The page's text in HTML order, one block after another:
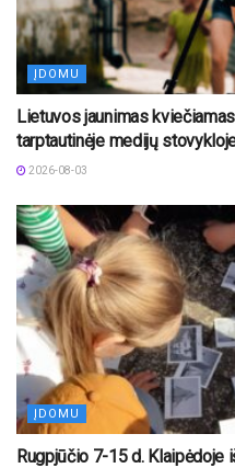
ĮDOMU
Lietuvos jaunimas
tarptautinėje medijų
2026-08-03
ĮDOMU
Rugpjūčio 7-15 d. Klaipėdoje